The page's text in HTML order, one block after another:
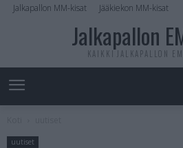
Jalkapallon MM-kisat Jääkiekon MM-kisat
Jalkapallon
KAIKKI JALKAPALLON
uutiset